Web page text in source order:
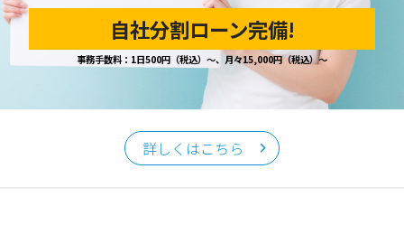
個人情報保護担当窓口
当社の「個人情報の取扱い」に関するお問い合わせは、下記
クロムオート
〒002-0865 札幌市北区屯田町740
TEL／011-790-7766FAX／011-790-6818
自社分割ローン完備!
事務手数料：1日500円（税込）～、月々15,000円（税込）～
詳しくはこちら